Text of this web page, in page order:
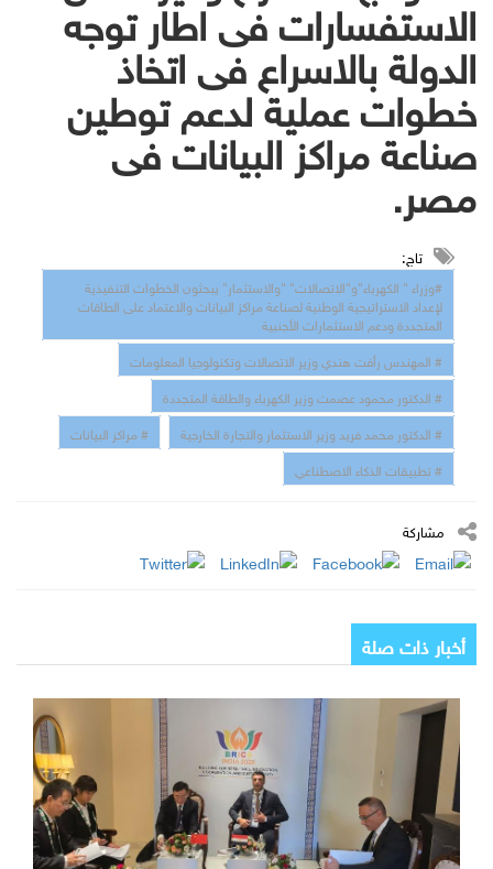
الاستفسارات فى اطار توجه
الدولة بالاسراع فى اتخاذ
خطوات عملية لدعم توطين
صناعة مراكز البيانات فى
مصر.
تاج:
#وزراء " الكهرباء"و"الاتصالات" "والاستثمار" يبحثون الخطوات التنفيذية
لإعداد الاستراتيجية الوطنية لصناعة مراكز البيانات والاعتماد على الطاقات
المتجددة ودعم الاستثمارات الأجنبية
# المهندس رأفت هندي وزير الاتصالات وتكنولوجيا المعلومات
# الدكتور محمود عصمت وزير الكهرباء والطاقة المتجددة
# الدكتور محمد فريد وزير الاستثمار والتجارة الخارجية
# مراكز البيانات
# تطبيقات الذكاء الاصطناعي
مشاركة
أخبار ذات صلة